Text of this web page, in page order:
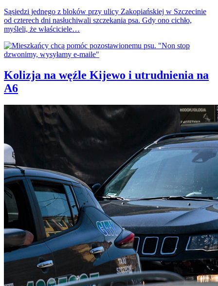
Sąsiedzi jednego z bloków przy ulicy Zakopiańskiej w Szczecinie
od czterech dni nasłuchiwali szczekania psa. Gdy ono cichło,
myśleli, że właściciele…
Kolizja na węźle Kijewo i utrudnienia na
A6